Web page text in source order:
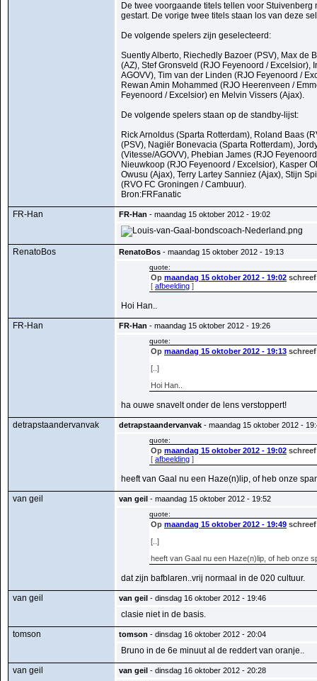
De twee voorgaande titels tellen voor
gestart. De vorige twee titels staan los van deze
De volgende spelers zijn geselecteerd:
Suently Alberto, Riechedly Bazoer (PSV), Max de
(AZ), Stef Gronsveld (RJO Feyenoord /
AGOVV), Tim van der Linden (RJO Feyenoord /
Rewan Amin Mohammed (RJO Heerenveen /
Feyenoord / Excelsior) en Melvin Vissers (Ajax).
De volgende spelers staan op de standby-lijst:
Rick Arnoldus (Sparta Rotterdam), Roland Baas
(PSV), Nagiër Bonevacia (Sparta Rotterdam),
(Vitesse/AGOVV), Phebian James (RJO
Nieuwkoop (RJO Feyenoord / Excelsior), Kasper
Owusu (Ajax), Terry Lartey Sanniez (Ajax), Stijn
(RVO FC Groningen / Cambuur).
Bron:FRFanatic
FR-Han
FR-Han - maandag 15 oktober 2012 - 19:02
RenatoBos RenatoBos - maandag 15 oktober 2012 - 19:13
quote:
Op maandag 15 oktober 2012 - 19:02
[ afbeelding ]
Hoi Han..
FR-Han
FR-Han - maandag 15 oktober 2012 - 19:26
quote:
Op maandag 15 oktober 2012 - 19:13
[..]
Hoi Han..
ha ouwe snavelt onder de lens verstoppert!
detrapstaandervanvak
detrapstaandervanvak - maandag 15 oktober 2012 -
quote:
Op maandag 15 oktober 2012 - 19:02
[ afbeelding ]
heeft van Gaal nu een Haze(n)lip, of heb onze
van geil
van geil - maandag 15 oktober 2012 - 19:52
quote:
Op maandag 15 oktober 2012 - 19:49
[..]
heeft van Gaal nu een Haze(n)lip, of heb onze
dat zijn bafblaren..vrij normaal in de 020 cultuur.
van geil
van geil - dinsdag 16 oktober 2012 - 19:46
clasie niet in de basis.
tomson
tomson - dinsdag 16 oktober 2012 - 20:04
Bruno in de 6e minuut al de reddert van oranje..
van geil
van geil - dinsdag 16 oktober 2012 - 20:28